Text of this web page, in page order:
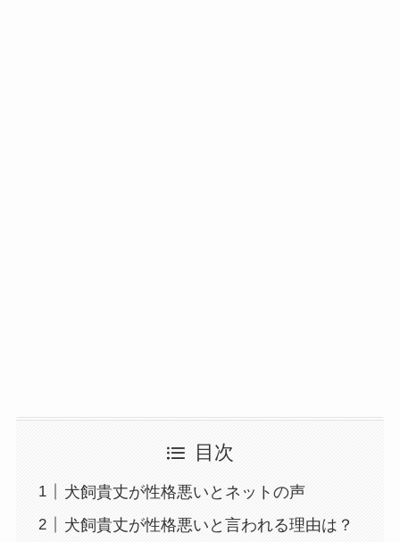
目次
犬飼貴丈が性格悪いとネットの声
犬飼貴丈が性格悪いと言われる理由は？